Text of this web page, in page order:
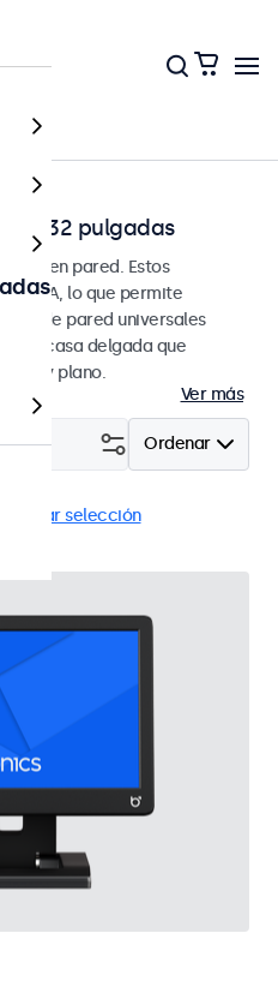
7 a 32 pulgadas
en pared. Estos
VESA, lo que permite
de pared universales
carcasa delgada que
y plano.
Ver más
Ordenar
Eliminar selección